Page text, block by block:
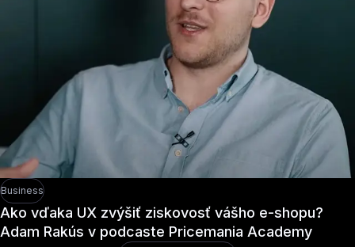
Business
Ako vďaka UX zvýšiť ziskovosť vášho e-shopu?
Adam Rakús v podcaste Pricemania Academy